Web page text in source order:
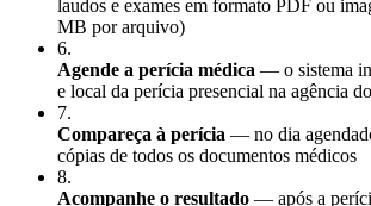
laudos e exames em formato PDF ou
MB por arquivo)
6.
Agende a perícia médica — o sistema
e local da perícia presencial na agência
7.
Compareça à perícia — no dia
cópias de todos os documentos médicos
8.
Acompanhe o resultado — após a